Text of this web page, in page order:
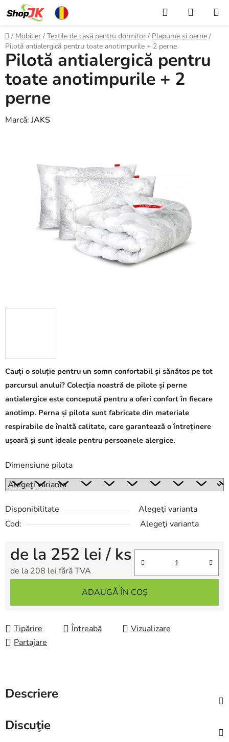
conținut
Căutare
DE
Acasă
/ Mobilier / Textile de casă pentru dormitor / Plapume și perne /
Pilotă antialergică pentru toate anotimpurile + 2 perne
Cauți o soluție pentru un somn confortabil și sănătos pe tot
parcursul anului? Colecția noastră de pilote și perne
antialergice este concepută pentru a oferi confort în fiecare
anotimp. Perna și pilota sunt fabricate din materiale
respirabile de înaltă calitate, care garantează o întreținere
ușoară și sunt ideale pentru persoanele alergice.
Dimensiune pilota
Disponibilitate
Alegeţi varianta
Cod:
Alegeţi varianta
de la 252 lei / ks
de la 208 lei fără TVA
ADAUGĂ ÎN COŞ
Tipărire Întreabă
Vizualizare
Partajare
Pilotă antialergică pentru
toate anotimpurile + 2
perne
Marcă:JAKS
Descriere
Discuţie